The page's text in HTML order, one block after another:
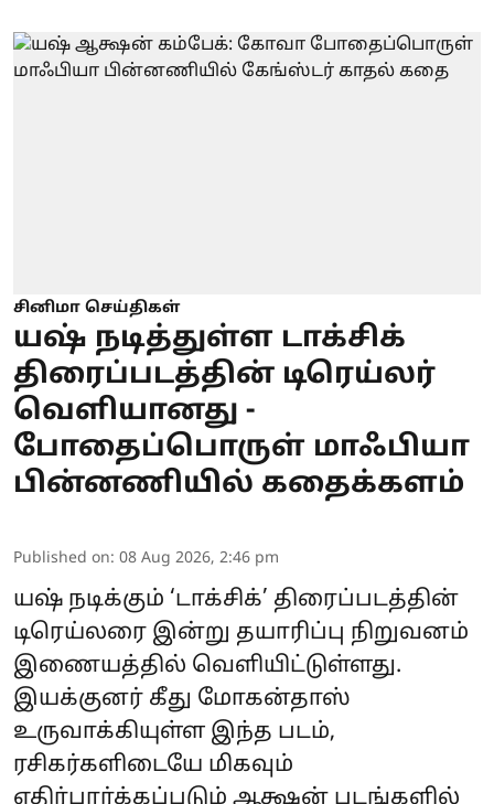
சினிமா செய்திகள்
யஷ் நடித்துள்ள டாக்சிக்
திரைப்படத்தின் டிரெய்லர்
வெளியானது -
போதைப்பொருள் மாஃபியா
பின்னணியில் கதைக்களம்
Published on: 08 Aug 2026, 2:46 pm
யஷ் நடிக்கும் ‘டாக்சிக்’ திரைப்படத்தின்
டிரெய்லரை இன்று தயாரிப்பு நிறுவனம்
இணையத்தில் வெளியிட்டுள்ளது.
இயக்குனர் கீது மோகன்தாஸ்
உருவாக்கியுள்ள இந்த படம்,
ரசிகர்களிடையே மிகவும்
எதிர்பார்க்கப்படும் ஆக்ஷன் படங்களில்